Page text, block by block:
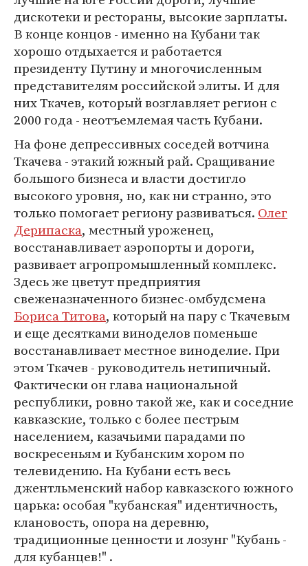
дискотеки и рестораны, высокие зарплаты.
В конце концов - именно на Кубани так
хорошо отдыхается и работается
президенту Путину и многочисленным
представителям российской элиты. И для
них Ткачев, который возглавляет регион с
2000 года - неотъемлемая часть Кубани.
На фоне депрессивных соседей вотчина
Ткачева - этакий южный рай. Сращивание
большого бизнеса и власти достигло
высокого уровня, но, как ни странно, это
только помогает региону развиваться. Олег
Дерипаска, местный уроженец,
восстанавливает аэропорты и дороги,
развивает агропромышленный комплекс.
Здесь же цветут предприятия
свеженазначенного бизнес-омбудсмена
Бориса Титова, который на пару с Ткачевым
и еще десятками виноделов поменьше
восстанавливает местное виноделие. При
этом Ткачев - руководитель нетипичный.
Фактически он глава национальной
республики, ровно такой же, как и соседние
кавказские, только с более пестрым
населением, казачьими парадами по
воскресеньям и Кубанским хором по
телевидению. На Кубани есть весь
джентльменский набор кавказского южного
царька: особая "кубанская" идентичность,
клановость, опора на деревню,
традиционные ценности и лозунг "Кубань -
для кубанцев!" .